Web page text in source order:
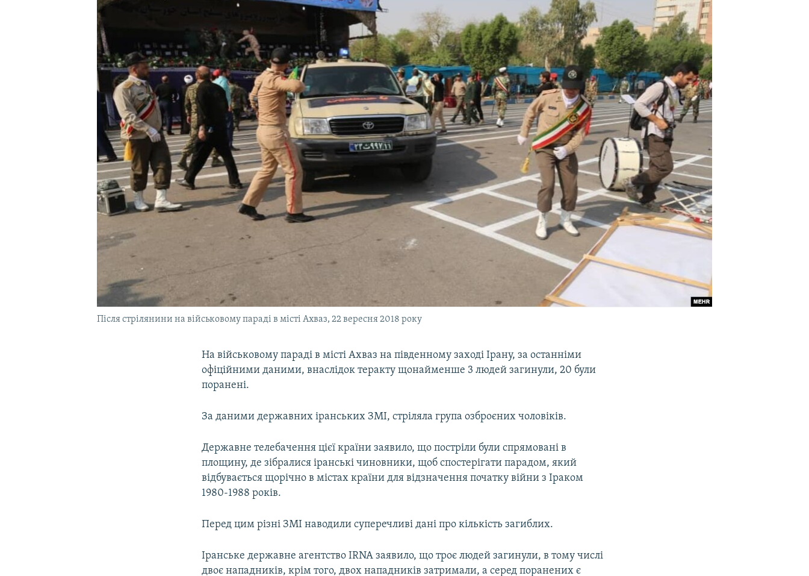
УКРАЇНСЬКА ПРОБЛЕМА КРИМУ
Після стрілянини на військовому параді в місті Ахваз, 22 вересня 2018 року
На військовому параді в місті Ахваз на південному заході Ірану, за останніми
офіційними даними, внаслідок теракту щонайменше 3 людей загинули, 20 були
поранені.
За даними державних іранських ЗМІ, стріляла група озброєних чоловіків.
Державне телебачення цієї країни заявило, що постріли були спрямовані в
площину, де зібралися іранські чиновники, щоб спостерігати парадом, який
відбувається щорічно в містах країни для відзначення початку війни з Іраком
1980-1988 років.
Перед цим різні ЗМІ наводили суперечливі дані про кількість загиблих.
Іранське державне агентство IRNA заявило, що троє людей загинули, в тому числі
двоє нападників, крім того, двох нападників затримали, а серед поранених є